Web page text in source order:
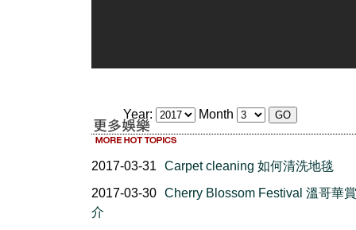
Year: Month
2017-03-31
Carpet cleaning 如何清洗地毯
2017-03-30 Cherry Blossom Festival 溫哥華
介